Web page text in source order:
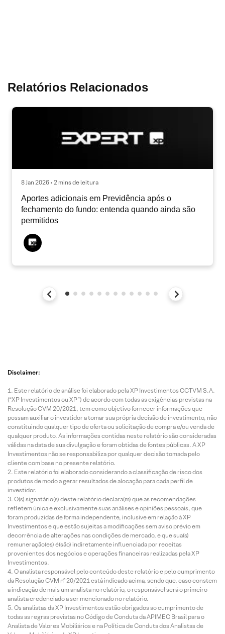
Relatórios Relacionados
8 Jan 2026 • 2 mins de leitura
Aportes adicionais em Previdência após o
fechamento do fundo: entenda quando ainda são
permitidos
Disclaimer:
Este relatório de análise foi elaborado pela XP Investimentos CCTVM S.A.
(“XP Investimentos ou XP”) de acordo com todas as exigências previstas na
Resolução CVM 20/2021, tem como objetivo fornecer informações que
possam auxiliar o investidor a tomar sua própria decisão de investimento, não
constituindo qualquer tipo de oferta ou solicitação de compra e/ou venda de
qualquer produto. As informações contidas neste relatório são consideradas
válidas na data de sua divulgação e foram obtidas de fontes públicas. A XP
Investimentos não se responsabiliza por qualquer decisão tomada pelo
cliente com base no presente relatório.
Este relatório foi elaborado considerando a classificação de risco dos
produtos de modo a gerar resultados de alocação para cada perfil de
investidor.
O(s) signatário(s) deste relatório declara(m) que as recomendações
refletem única e exclusivamente suas análises e opiniões pessoais, que
foram produzidas de forma independente, inclusive em relação à XP
Investimentos e que estão sujeitas a modificações sem aviso prévio em
decorrência de alterações nas condições de mercado, e que sua(s)
remuneração(es) é(são) indiretamente influenciada por receitas
provenientes dos negócios e operações financeiras realizadas pela XP
Investimentos.
O analista responsável pelo conteúdo deste relatório e pelo cumprimento
da Resolução CVM nº 20/2021 está indicado acima, sendo que, caso constem
a indicação de mais um analista no relatório, o responsável será o primeiro
analista credenciado a ser mencionado no relatório.
Os analistas da XP Investimentos estão obrigados ao cumprimento de
todas as regras previstas no Código de Conduta da APIMEC Brasil para o
Analista de Valores Mobiliários e na Política de Conduta dos Analistas de